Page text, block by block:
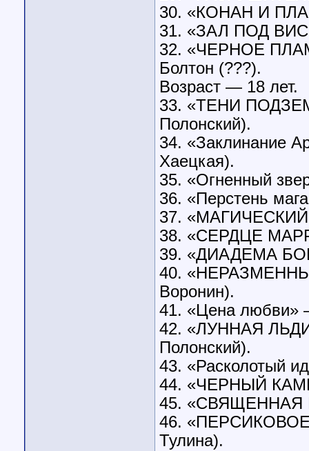
30. «КОНАН И
31. «ЗАЛ ПОД
32. «ЧЕРНОЕ
Болтон (???).
Возраст — 18 лет.
33. «ТЕНИ
Полонский).
34. «Заклинание
Хаецкая).
35. «Огненный
36. «Перстень
37. «МАГИЧЕСКИЙ
38. «СЕРДЦЕ
39. «ДИАДЕМА
40.
Воронин).
41. «Цена любви»
42. «ЛУННАЯ
Полонский).
43. «Расколотый
44. «ЧЕРНЫЙ
45. «СВЯЩЕННАЯ
46.
Тулина).